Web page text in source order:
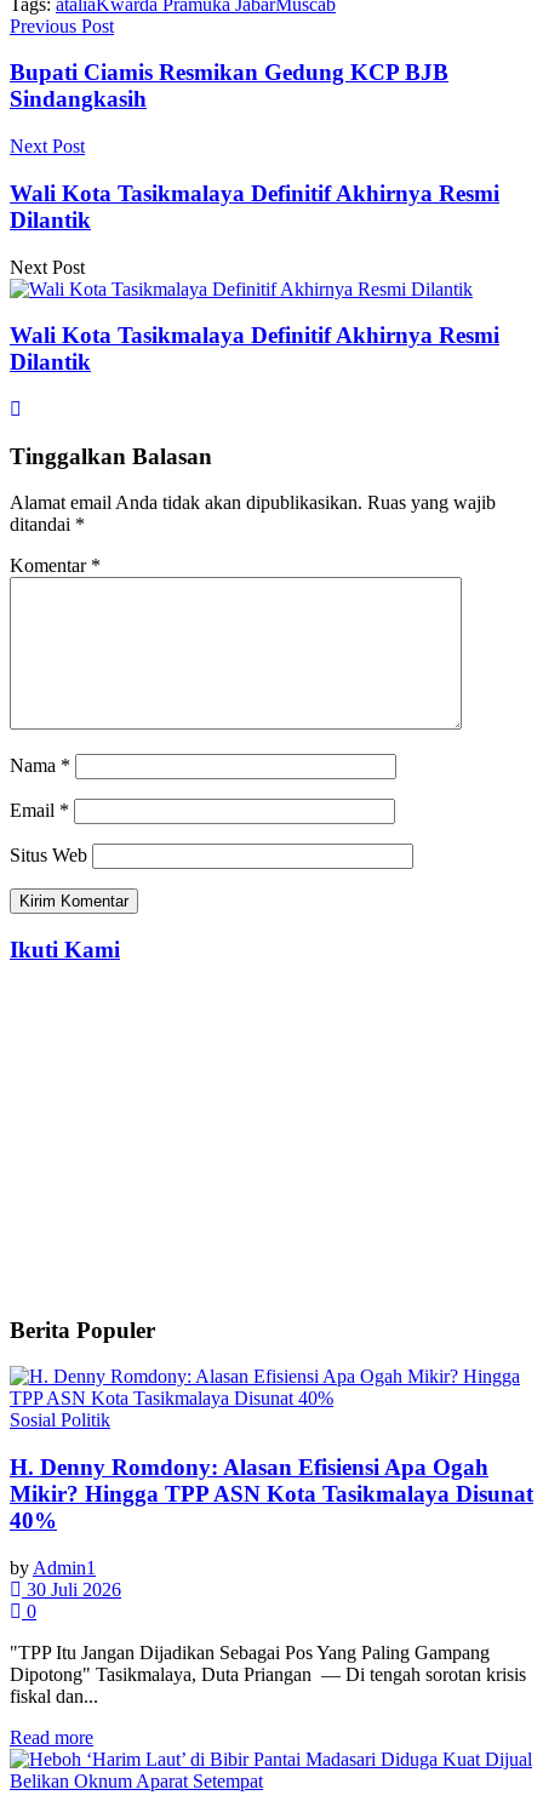
Previous Post
Bupati Ciamis Resmikan Gedung KCP BJB
Sindangkasih
Next Post
Wali Kota Tasikmalaya Definitif Akhirnya Resmi
Dilantik
Next Post
Wali Kota Tasikmalaya Definitif Akhirnya Resmi
Dilantik
Tinggalkan Balasan
Alamat email Anda tidak akan dipublikasikan. Ruas yang wajib
ditandai *
Komentar *
Nama *
Email *
Situs Web
Ikuti Kami
Berita Populer
Sosial Politik
H. Denny Romdony: Alasan Efisiensi Apa Ogah
Mikir? Hingga TPP ASN Kota Tasikmalaya Disunat
40%
by Admin1
30 Juli 2026
0
"TPP Itu Jangan Dijadikan Sebagai Pos Yang Paling Gampang
Dipotong" Tasikmalaya, Duta Priangan — Di tengah sorotan krisis
fiskal dan...
Read more